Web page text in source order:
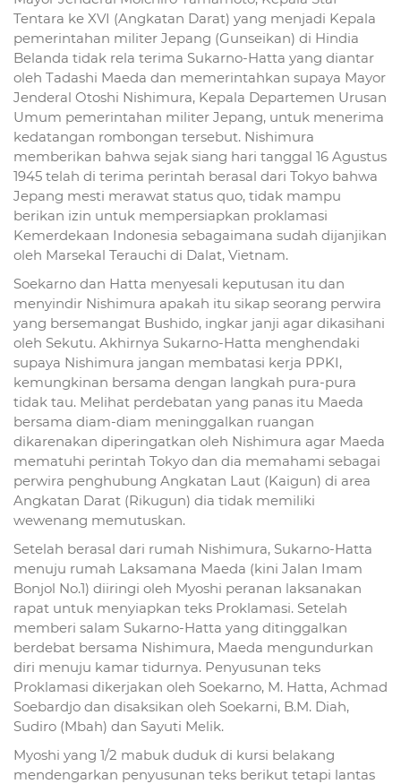
Tentara ke XVI (Angkatan Darat) yang menjadi Kepala
pemerintahan militer Jepang (Gunseikan) di Hindia
Belanda tidak rela terima Sukarno-Hatta yang diantar
oleh Tadashi Maeda dan memerintahkan supaya Mayor
Jenderal Otoshi Nishimura, Kepala Departemen Urusan
Umum pemerintahan militer Jepang, untuk menerima
kedatangan rombongan tersebut. Nishimura
memberikan bahwa sejak siang hari tanggal 16 Agustus
1945 telah di terima perintah berasal dari Tokyo bahwa
Jepang mesti merawat status quo, tidak mampu
berikan izin untuk mempersiapkan proklamasi
Kemerdekaan Indonesia sebagaimana sudah dijanjikan
oleh Marsekal Terauchi di Dalat, Vietnam.
Soekarno dan Hatta menyesali keputusan itu dan
menyindir Nishimura apakah itu sikap seorang perwira
yang bersemangat Bushido, ingkar janji agar dikasihani
oleh Sekutu. Akhirnya Sukarno-Hatta menghendaki
supaya Nishimura jangan membatasi kerja PPKI,
kemungkinan bersama dengan langkah pura-pura
tidak tau. Melihat perdebatan yang panas itu Maeda
bersama diam-diam meninggalkan ruangan
dikarenakan diperingatkan oleh Nishimura agar Maeda
mematuhi perintah Tokyo dan dia memahami sebagai
perwira penghubung Angkatan Laut (Kaigun) di area
Angkatan Darat (Rikugun) dia tidak memiliki
wewenang memutuskan.
Setelah berasal dari rumah Nishimura, Sukarno-Hatta
menuju rumah Laksamana Maeda (kini Jalan Imam
Bonjol No.1) diiringi oleh Myoshi peranan laksanakan
rapat untuk menyiapkan teks Proklamasi. Setelah
memberi salam Sukarno-Hatta yang ditinggalkan
berdebat bersama Nishimura, Maeda mengundurkan
diri menuju kamar tidurnya. Penyusunan teks
Proklamasi dikerjakan oleh Soekarno, M. Hatta, Achmad
Soebardjo dan disaksikan oleh Soekarni, B.M. Diah,
Sudiro (Mbah) dan Sayuti Melik.
Myoshi yang 1/2 mabuk duduk di kursi belakang
mendengarkan penyusunan teks berikut tetapi lantas